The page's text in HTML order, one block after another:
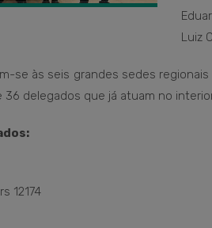
Luiz
se às seis grandes sedes regionais
36 delegados que já atuam no
12174